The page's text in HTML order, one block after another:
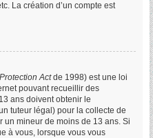
La création d’un compte est
Actde 1998) est une loi
pouvant recueillir des
ans doivent obtenir le
tuteur légal) pour la collecte de
un mineur de moins de 13 ans. Si
à vous, lorsque vous vous